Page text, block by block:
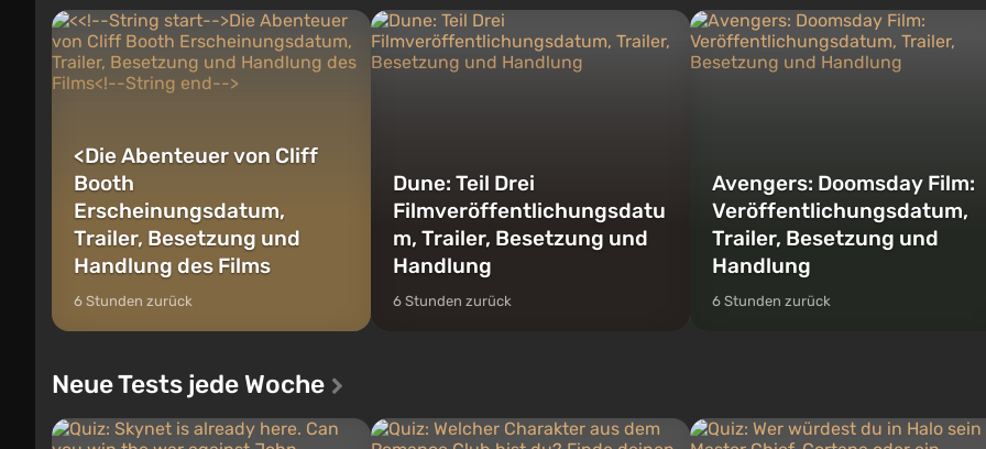
<Die Abenteuer von Cliff
Booth
Erscheinungsdatum,
Trailer, Besetzung und
Handlung des Films
6 Stunden zurück
Dune: Teil Drei
Filmveröffentlichungsdatu
m, Trailer, Besetzung und
Handlung
6 Stunden zurück
Avengers: Doomsday Film:
Veröffentlichungsdatum,
Trailer, Besetzung und
Handlung
6 Stunden zurück
Neue Tests jede Woche